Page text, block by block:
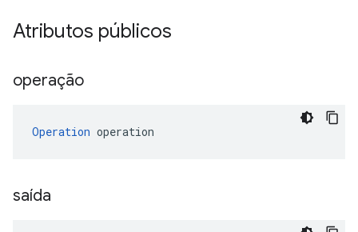
Atributos públicos
operação
Operation operation
saída